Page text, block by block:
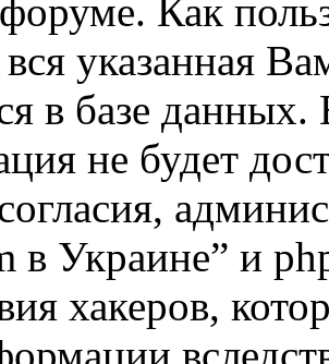
Как
указанная
в базе
не будет
в Украине” и
хакеров,